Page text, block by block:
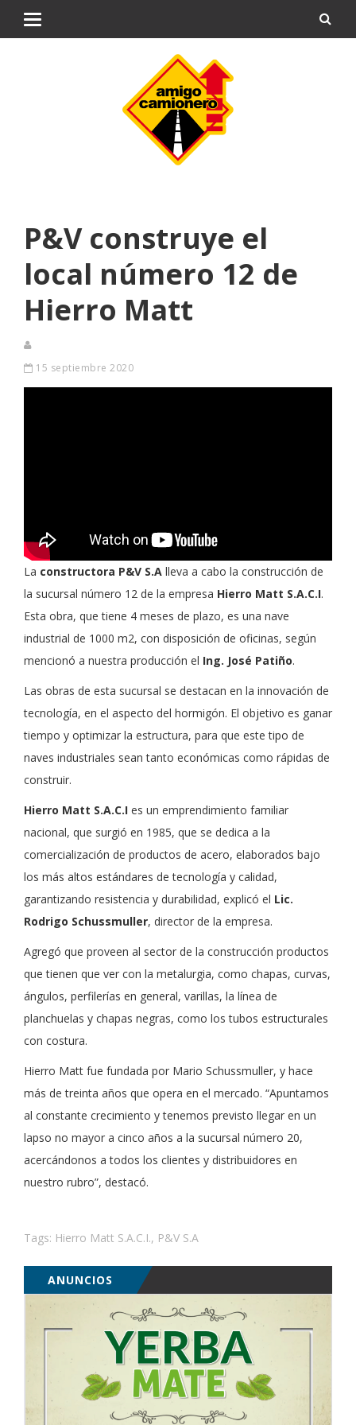
P&V construye el
local número 12 de
Hierro Matt
15 septiembre 2020
La constructora P&V S.A lleva a cabo la construcción de
la sucursal número 12 de la empresa Hierro Matt S.A.C.I.
Esta obra, que tiene 4 meses de plazo, es una nave
industrial de 1000 m2, con disposición de oficinas, según
mencionó a nuestra producción el Ing. José Patiño.
Las obras de esta sucursal se destacan en la innovación de
tecnología, en el aspecto del hormigón. El objetivo es ganar
tiempo y optimizar la estructura, para que este tipo de
naves industriales sean tanto económicas como rápidas de
construir.
Hierro Matt S.A.C.I es un emprendimiento familiar
nacional, que surgió en 1985, que se dedica a la
comercialización de productos de acero, elaborados bajo
los más altos estándares de tecnología y calidad,
garantizando resistencia y durabilidad, explicó el Lic.
Rodrigo Schussmuller, director de la empresa.
Agregó que proveen al sector de la construcción productos
que tienen que ver con la metalurgia, como chapas, curvas,
ángulos, perfilerías en general, varillas, la línea de
planchuelas y chapas negras, como los tubos estructurales
con costura.
Hierro Matt fue fundada por Mario Schussmuller, y hace
más de treinta años que opera en el mercado. “Apuntamos
al constante crecimiento y tenemos previsto llegar en un
lapso no mayor a cinco años a la sucursal número 20,
acercándonos a todos los clientes y distribuidores en
nuestro rubro”, destacó.
Tags: Hierro Matt S.A.C.I., P&V S.A
ANUNCIOS